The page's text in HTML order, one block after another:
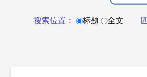
搜索位置： 标题 全文